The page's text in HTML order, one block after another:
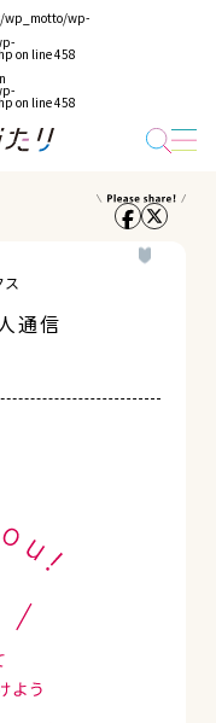
wp_motto/wp-
on line458
on line458
通信